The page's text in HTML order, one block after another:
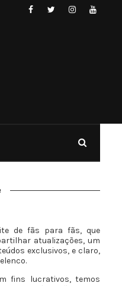
de fãs para fãs, que
atualizações, um
exclusivos, e claro,
fins lucrativos, temos